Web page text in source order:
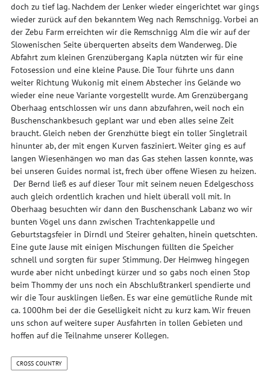
doch zu tief lag. Nachdem der Lenker wieder eingerichtet war gings
wieder zurück auf den bekanntem Weg nach Remschnigg. Vorbei an
der Zebu Farm erreichten wir die Remschnigg Alm die wir auf der
Slowenischen Seite überquerten abseits dem Wanderweg. Die
Abfahrt zum kleinen Grenzübergang Kapla nützten wir für eine
Fotosession und eine kleine Pause. Die Tour führte uns dann
weiter Richtung Wukonig mit einem Abstecher ins Gelände wo
wieder eine neue Variante vorgestellt wurde. Am Grenzübergang
Oberhaag entschlossen wir uns dann abzufahren, weil noch ein
Buschenschankbesuch geplant war und eben alles seine Zeit
braucht. Gleich neben der Grenzhütte biegt ein toller Singletrail
hinunter ab, der mit engen Kurven fasziniert. Weiter ging es auf
langen Wiesenhängen wo man das Gas stehen lassen konnte, was
bei unseren Guides normal ist, frech über offene Wiesen zu heizen.
Der Bernd ließ es auf dieser Tour mit seinem neuen Edelgeschoss
auch gleich ordentlich krachen und hielt überall voll mit. In
Oberhaag besuchten wir dann den Buschenschank Labanz wo wir
bunten Vögel uns dann zwischen Trachtenkappelle und
Geburtstagsfeier in Dirndl und Steirer gehalten, hinein quetschten.
Eine gute Jause mit einigen Mischungen füllten die Speicher
schnell und sorgten für super Stimmung. Der Heimweg hingegen
wurde aber nicht unbedingt kürzer und so gabs noch einen Stop
beim Thommy der uns noch ein Abschlußtrankerl spendierte und
wir die Tour ausklingen ließen. Es war eine gemütliche Runde mit
ca. 1000hm bei der die Geselligkeit nicht zu kurz kam. Wir freuen
uns schon auf weitere super Ausfahrten in tollen Gebieten und
hoffen auf die Teilnahme unserer Kollegen.
CROSS COUNTRY